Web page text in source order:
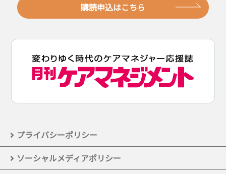
購読申込はこちら
プライバシーポリシー
ソーシャルメディアポリシー